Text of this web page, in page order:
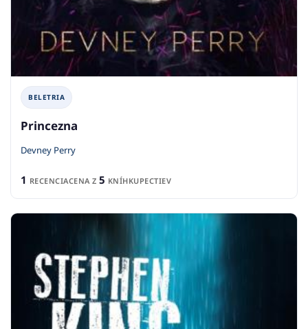
BELETRIA
Princezna
Devney Perry
1 RECENCIACENA Z 5 KNÍHKUPECTIEV